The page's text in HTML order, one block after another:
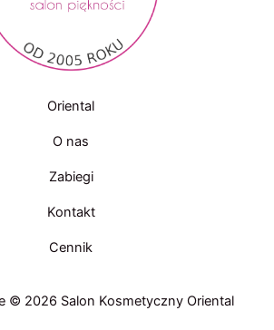
Oriental
O nas
Zabiegi
Kontakt
Cennik
© 2026 Salon Kosmetyczny Oriental